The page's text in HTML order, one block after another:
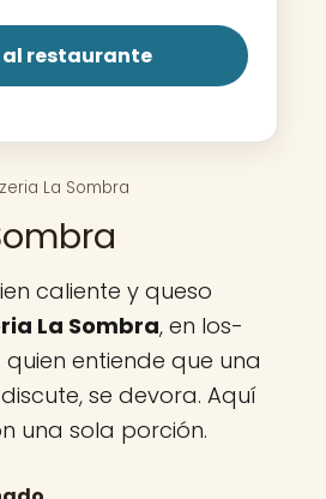
restaurante
La Sombra
caliente y queso
La Sombra, en los-
entiende que una
se devora. Aquí
una sola porción.